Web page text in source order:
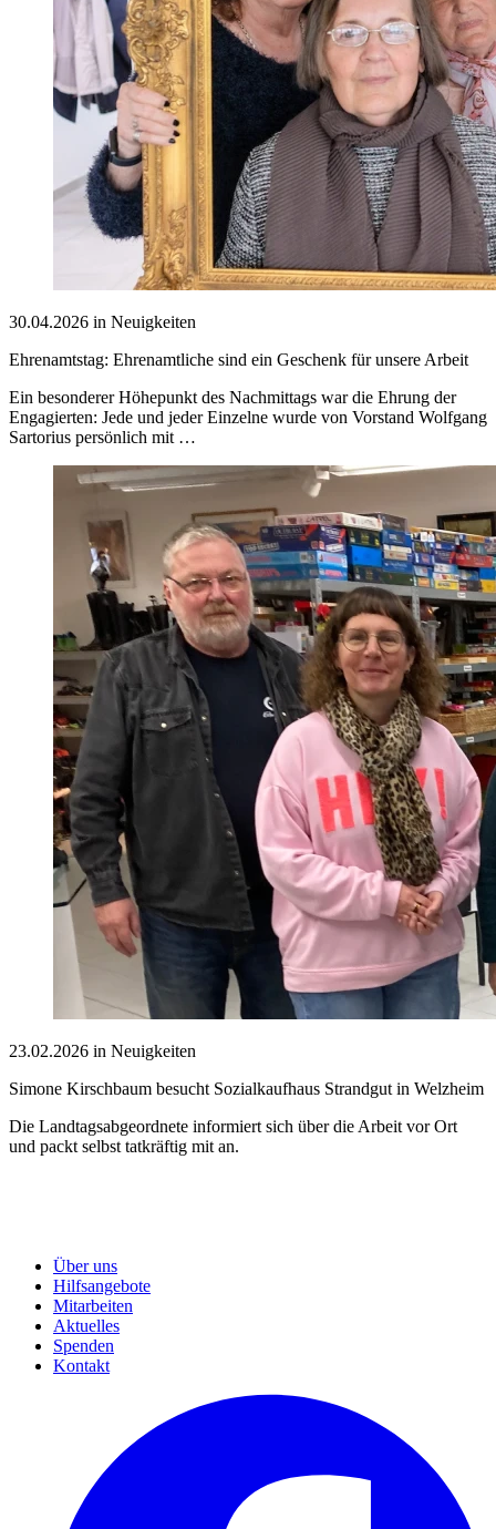
30.04.2026 in Neuigkeiten
Ehrenamtstag: Ehrenamtliche sind ein Geschenk für unsere Arbeit
Ein besonderer Höhepunkt des Nachmittags war die Ehrung der
Engagierten: Jede und jeder Einzelne wurde von Vorstand Wolfgang
Sartorius persönlich mit …
23.02.2026 in Neuigkeiten
Simone Kirschbaum besucht Sozialkaufhaus Strandgut in Welzheim
Die Landtagsabgeordnete informiert sich über die Arbeit vor Ort
und packt selbst tatkräftig mit an.
Über uns
Hilfsangebote
Mitarbeiten
Aktuelles
Spenden
Kontakt